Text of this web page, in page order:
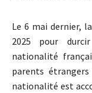
Le 6 mai dernier,
2025 pour
nationalité
parents
nationalité est